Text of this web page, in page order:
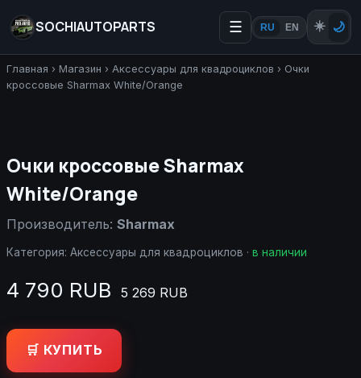
SOCHIAUTOPARTS ☰ RU EN ☀️ 🌙
Главная › Магазин › Аксессуары для квадроциклов › Очки
кроссовые Sharmax White/Orange
Очки кроссовые Sharmax
White/Orange
Производитель: Sharmax
Категория: Аксессуары для квадроциклов · в наличии
4 790 RUB 5 269 RUB
🛒 КУПИТЬ